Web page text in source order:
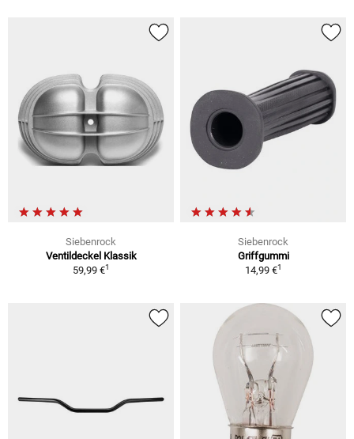
Siebenrock
Ventildeckel Klassik
59,99 €1
Siebenrock
Griffgummi
14,99 €1